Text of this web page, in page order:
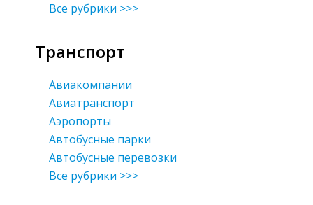
Все рубрики >>>
Транспорт
Авиакомпании
Авиатранспорт
Аэропорты
Автобусные парки
Автобусные перевозки
Все рубрики >>>